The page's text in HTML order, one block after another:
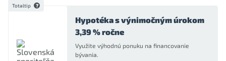
Totaltip
Hypotéka s výnimočným úrokom
3,39 % ročne
Využite výhodnú ponuku na financovanie
bývania.